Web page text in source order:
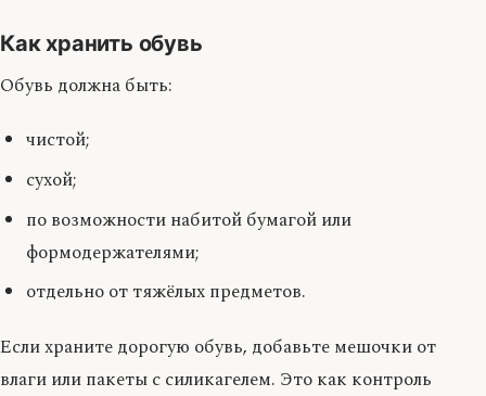
Как хранить обувь
Обувь должна быть:
чистой;
сухой;
по возможности набитой бумагой или
формодержателями;
отдельно от тяжёлых предметов.
Если храните дорогую обувь, добавьте мешочки от
влаги или пакеты с силикагелем. Это как контроль